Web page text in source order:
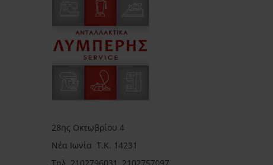
28ης Οκτωβρίου 4
Νέα Ιωνία Τ.Κ. 14231